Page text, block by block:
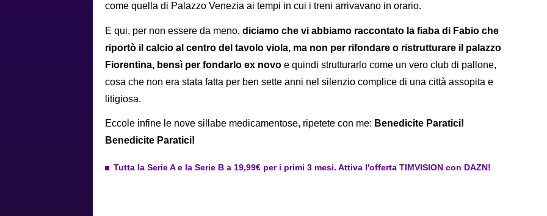
come quella di Palazzo Venezia ai tempi in cui i treni arrivavano in orario.
E qui, per non essere da meno, diciamo che vi abbiamo raccontato la fiaba di Fabio che
riportò il calcio al centro del tavolo viola, ma non per rifondare o ristrutturare il palazzo
Fiorentina, bensì per fondarlo ex novo e quindi strutturarlo come un vero club di pallone,
cosa che non era stata fatta per ben sette anni nel silenzio complice di una città assopita e
litigiosa.
Eccole infine le nove sillabe medicamentose, ripetete con me: Benedicite Paratici!
Benedicite Paratici!
Tutta la Serie A e la Serie B a 19,99€ per i primi 3 mesi. Attiva l'offerta TIMVISION con DAZN!